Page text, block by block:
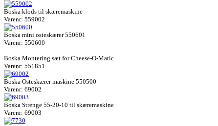
Boska klods til skæremaskine
Varenr: 559002
Boska mini osteskærer 550601
Varenr: 550600
Boska Montering sæt for Cheese-O-Matic
Varenr: 551851
Boska Osteskærer maskine 550500
Varenr: 69002
Boska Strenge 55-20-10 til skæremaskine
Varenr: 69003